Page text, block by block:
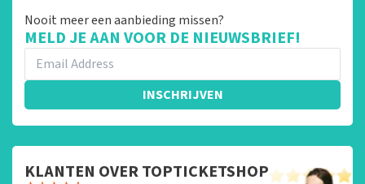
Nooit meer een aanbieding missen?
MELD JE AAN VOOR DE NIEUWSBRIEF!
INSCHRIJVEN
KLANTEN OVER TOPTICKETSHOP